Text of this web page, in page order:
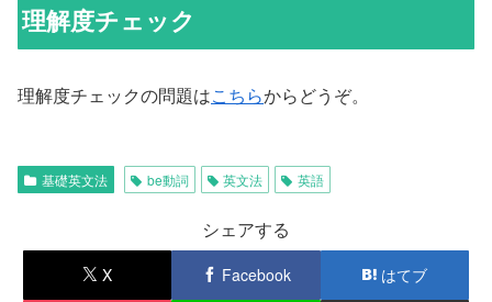
理解度チェック
理解度チェックの問題はこちらからどうぞ。
基礎英文法 be動詞 英文法 英語
シェアする
X Facebook はてブ